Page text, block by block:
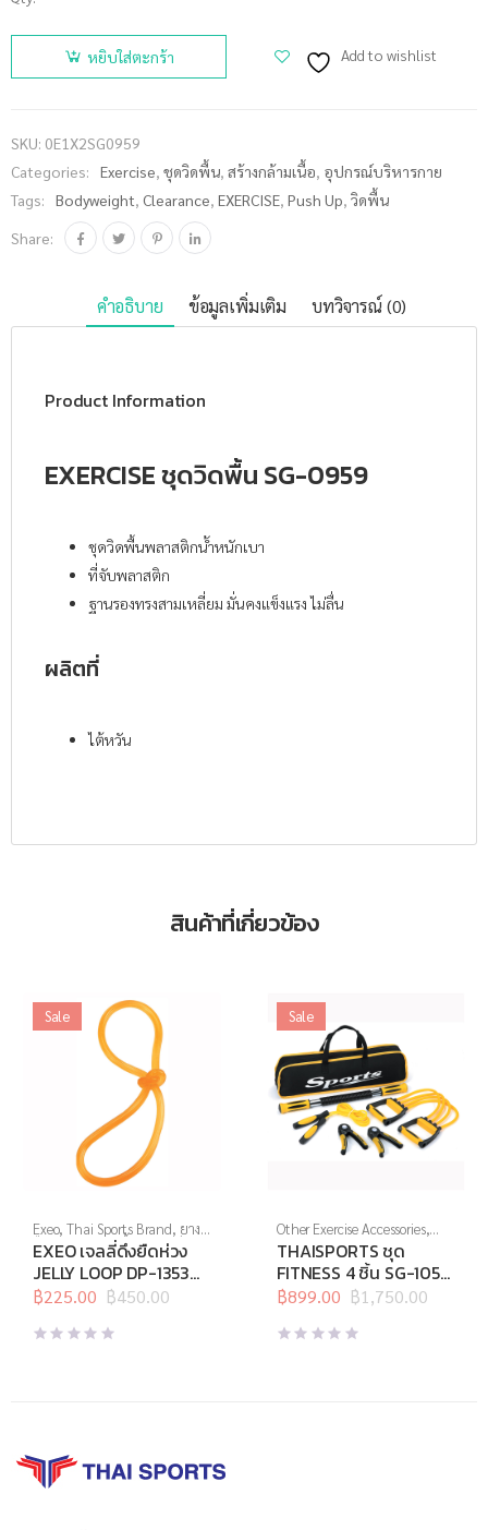
จำนวน
EXERCISE
หยิบใส่ตะกร้า Add to wishlist
SKU: 0E1X2SG0959
Categories:
Exercise, ชุดวิดพื้น, สร้างกล้ามเนื้อ, อุปกรณ์บริหารกาย
Tags:
Bodyweight, Clearance, EXERCISE, Push Up, วิดพื้น
Share:
คำอธิบาย ข้อมูลเพิ่มเติม บทวิจารณ์ (0)
Product Information
EXERCISE ชุดวิดพื้น SG-0959
ชุดวิดพื้นพลาสติกน้ำหนักเบา
ที่จับพลาสติก
ฐานรองทรงสามเหลี่ยม มั่นคงแข็งแรง ไม่ลื่น
ผลิตที่
ไต้หวัน
สินค้าที่เกี่ยวข้อง
Sale
Exeo,Thai Sports Brand, ยาง
ยืด,สร้างกล้ามเนื้อ,สินค้าล็อต
สุดท้าย,อุปกรณ์คลายกล้ามเนื้อ
อุปกรณ์บริหารกาย,อุปกรณ์ยืด
เหยียด,อุปกรณ์สุขภาพเพื่อผู้สูง
วัย
อุปกรณ์เพื่อสุขภาพ
EXEO เจลลี่ดึงยืดห่วง
JELLY LOOP DP-1353
Medium (ส้ม)
฿450.00
Original
price
was:
฿225.00
Current
price
is:
Sale
Other Exercise Accessories,
Thai Sports,Thai Sports
Brand,อุปกรณ์บริหารกาย
THAISPORTS ชุด
FITNESS 4 ชิ้น SG-1059
เหลือง
฿1,750.00
Original
price
was:
฿899.00
Current
price
is: